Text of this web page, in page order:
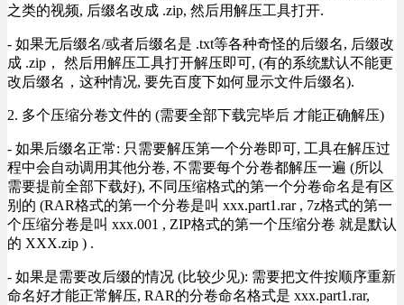
之类的视频, 后缀名改成 .zip, 然后用解压工具打开.
- 如果无后缀名/或者后缀名是 .txt等各种奇怪的后缀名, 后缀改
成 .zip， 然后用解压工具打开解压即可, (有的系统默认不能更
改后缀名，这种情况, 要先百度下如何显示文件后缀名).
2. 多个压缩分卷文件的 (需要全部下载完毕后 才能正确解压)
- 如果后缀名正常: 只需要解压第一个分卷即可, 工具在解压过
程中会自动调用其他分卷, 不需要每个分卷都解压一遍 (所以
需要提前全部下载好), 不同压缩格式的第一个分卷命名是有区
别的 (RAR格式的第一个分卷是叫 xxx.part1.rar , 7z格式的第一
个压缩分卷是叫 xxx.001 , ZIP格式的第一个压缩分卷 就是默认
的 XXX.zip ) .
- 如果是需要改后缀的情况 (比较少见): 需要把文件按顺序重新
命名好才能正常解压, RAR的分卷命名格式是 xxx.part1.rar,